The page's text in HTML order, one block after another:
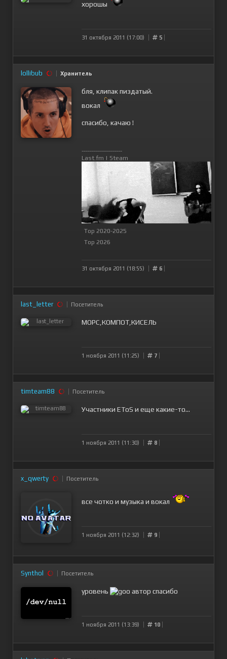
хорошы
31 октября 2011 (17:00) 5
lollibub Хранитель
бля, клипак пиздатый.
вокал
спасибо, качаю !
--------------------
Last.fm | Steam
Top 2020-2025
Top 2026
31 октября 2011 (18:55) 6
last_letter Посетитель
МОРС,КОМПОТ,КИСЕЛЬ
1 ноября 2011 (11:25) 7
timteam88 Посетитель
Участники EToS и еще какие-то...
1 ноября 2011 (11:30) 8
x_qwerty Посетитель
все чотко и музыка и вокал
1 ноября 2011 (12:32) 9
Synthol Посетитель
уровень автор спасибо
1 ноября 2011 (13:39) 10